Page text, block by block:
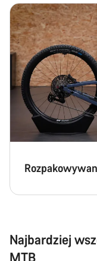
Najbardziej
MTB